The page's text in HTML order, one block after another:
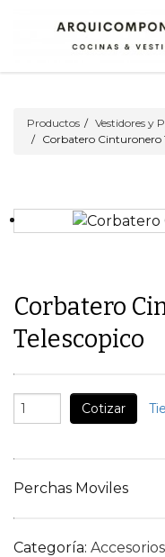
Productos Vestidores y
Corbatero Cinturonero
Corbatero
Telescopico
Cotizar
Perchas Moviles
Categoría: